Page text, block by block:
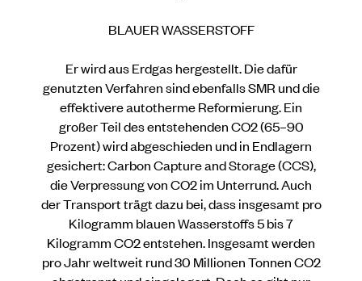
BLAUER WASSERSTOFF
Er wird aus Erdgas hergestellt. Die dafür
genutzten Verfahren sind ebenfalls SMR und die
effektivere autotherme Reformierung. Ein
großer Teil des entstehenden CO2 (65–90
Prozent) wird abgeschieden und in Endlagern
gesichert: Carbon Capture and Storage (CCS),
die Verpressung von CO2 im Unterrund. Auch
der Transport trägt dazu bei, dass insgesamt pro
Kilogramm blauen Wasserstoffs 5 bis 7
Kilogramm CO2 entstehen. Insgesamt werden
pro Jahr weltweit rund 30 Millionen Tonnen CO2